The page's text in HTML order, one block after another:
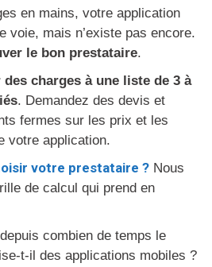
en mains, votre application
voie, mais n’existe pas encore.
le bon prestataire.
charges à une liste de 3 à
. Demandez des devis et
fermes sur les prix et les
votre application.
votre prestataire ? Nous
de calcul qui prend en
combien de temps le
t-il des applications mobiles ?